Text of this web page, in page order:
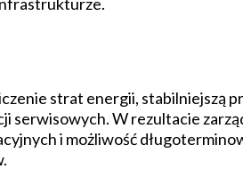
strat energii, stabilniejszą
serwisowych. W rezultacie
i możliwość